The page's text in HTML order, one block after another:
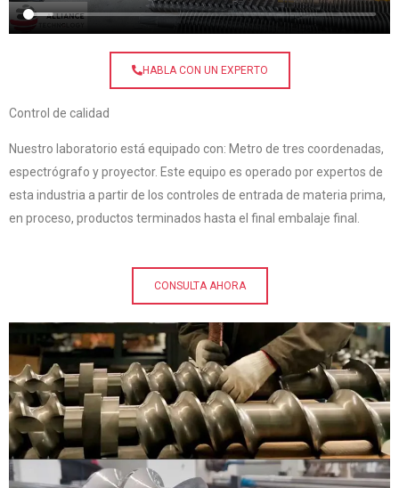
HABLA CON UN EXPERTO
Control de calidad
Nuestro laboratorio está equipado con: Metro de tres coordenadas,
espectrógrafo y proyector. Este equipo es operado por expertos de
esta industria a partir de los controles de entrada de materia prima,
en proceso, productos terminados hasta el final embalaje final.
CONSULTA AHORA